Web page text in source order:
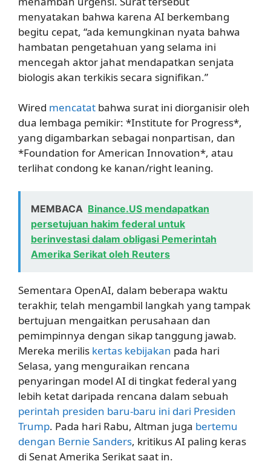
menyatakan bahwa karena AI berkembang
begitu cepat, “ada kemungkinan nyata bahwa
hambatan pengetahuan yang selama ini
mencegah aktor jahat mendapatkan senjata
biologis akan terkikis secara signifikan.”
Wired mencatat bahwa surat ini diorganisir oleh
dua lembaga pemikir: *Institute for Progress*,
yang digambarkan sebagai nonpartisan, dan
*Foundation for American Innovation*, atau
terlihat condong ke kanan/right leaning.
MEMBACA Binance.US mendapatkan
persetujuan hakim federal untuk
berinvestasi dalam obligasi Pemerintah
Amerika Serikat oleh Reuters
Sementara OpenAI, dalam beberapa waktu
terakhir, telah mengambil langkah yang tampak
bertujuan mengaitkan perusahaan dan
pemimpinnya dengan sikap tanggung jawab.
Mereka merilis kertas kebijakan pada hari
Selasa, yang menguraikan rencana
penyaringan model AI di tingkat federal yang
lebih ketat daripada rencana dalam sebuah
perintah presiden baru-baru ini dari Presiden
Trump. Pada hari Rabu, Altman juga bertemu
dengan Bernie Sanders, kritikus AI paling keras
di Senat Amerika Serikat saat in.